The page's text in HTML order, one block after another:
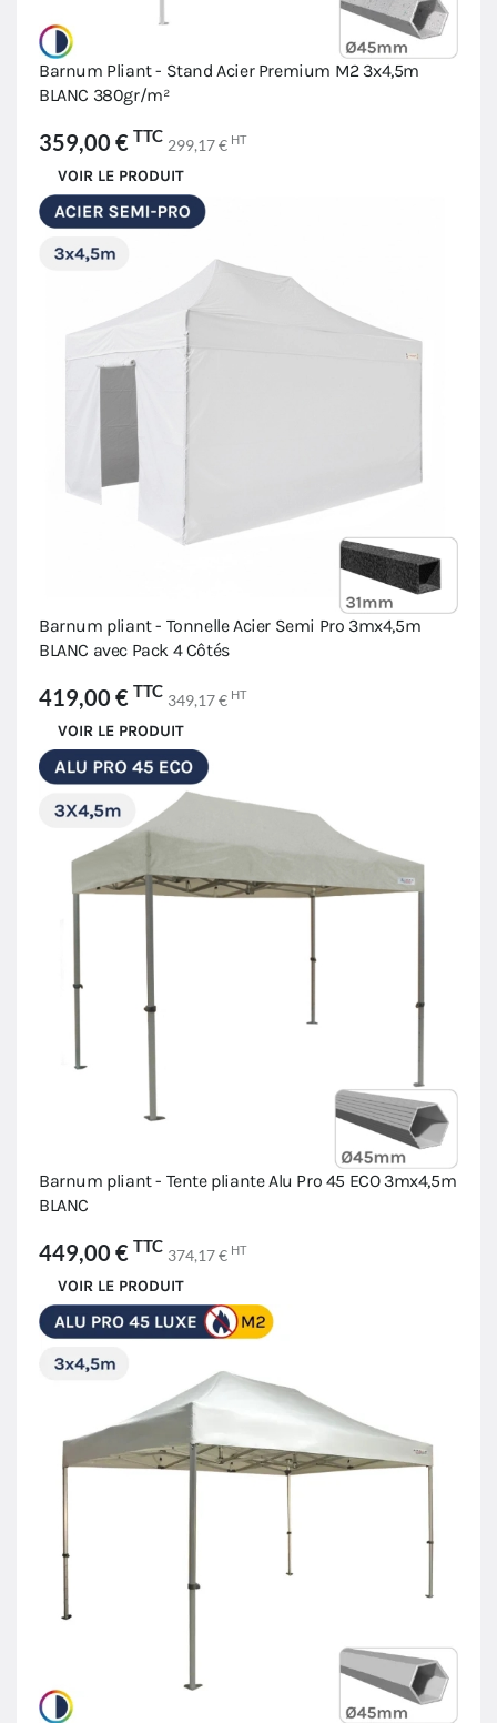
Barnum Pliant - Stand Acier Premium M2 3x4,5m
BLANC 380gr/m²
359,00 € TTC 299,17 € HT
VOIR LE PRODUIT
Barnum pliant - Tonnelle Acier Semi Pro 3mx4,5m
BLANC avec Pack 4 Côtés
419,00 € TTC 349,17 € HT
VOIR LE PRODUIT
Barnum pliant - Tente pliante Alu Pro 45 ECO 3mx4,5m
BLANC
449,00 € TTC 374,17 € HT
VOIR LE PRODUIT